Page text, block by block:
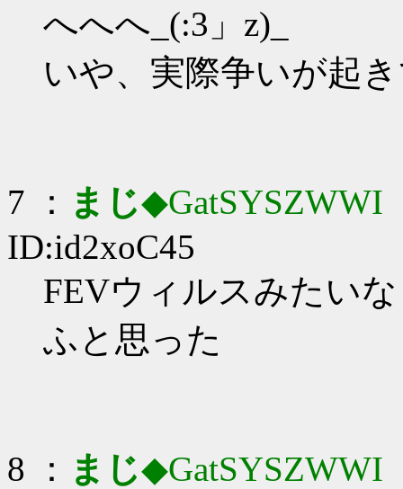
へへへ_(:3」z)_
いや、実際争いが起
7 ： まじ◆GatSYSZWWI
ID:id2xoC45
FEVウィルスみたい
ふと思った
8 ： まじ◆GatSYSZWWI